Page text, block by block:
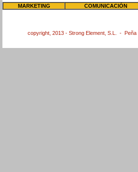
MARKETING COMUNICACIÓN
copyright, 2013 - Strong Element, S.L. -